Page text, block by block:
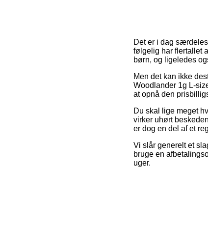
Det er i dag
følgelig har flertallet
børn, og ligeledes
Men det kan ikke
Woodlander 1g L-
at opnå den
Du skal lige meget
virker uhørt
er dog en del af et
Vi slår generelt et
bruge en
uger.